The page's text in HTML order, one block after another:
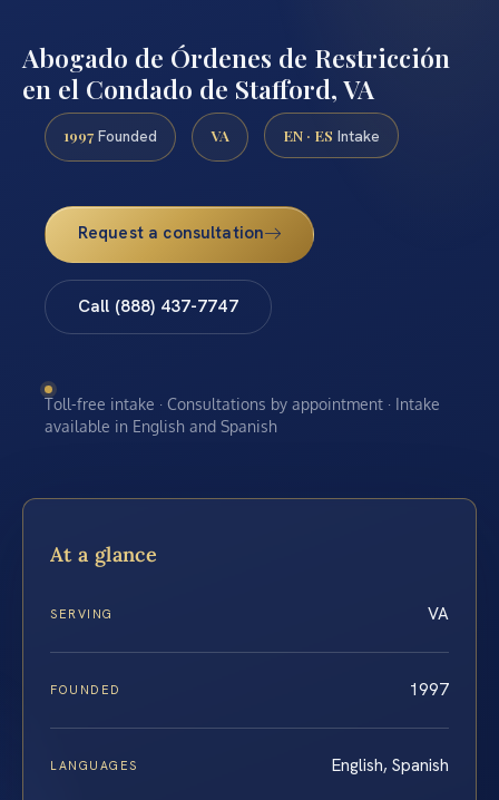
Abogado de Órdenes de Restricción
en el Condado de Stafford, VA
1997 Founded VA EN · ES Intake
Request a consultation
Call (888) 437-7747
Toll-free intake · Consultations by appointment · Intake
available in English and Spanish
At a glance
SERVING VA
FOUNDED 1997
LANGUAGES English, Spanish